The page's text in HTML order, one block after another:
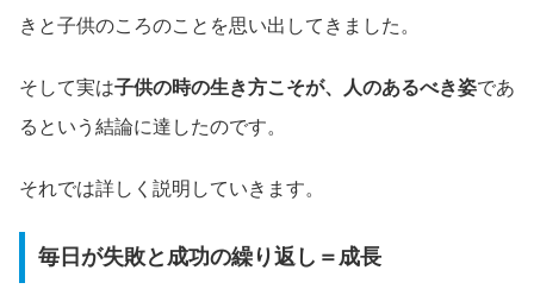
きと子供のころのことを思い出してきました。
そして実は子供の時の生き方こそが、人のあるべき姿であ
るという結論に達したのです。
それでは詳しく説明していきます。
毎日が失敗と成功の繰り返し＝成長